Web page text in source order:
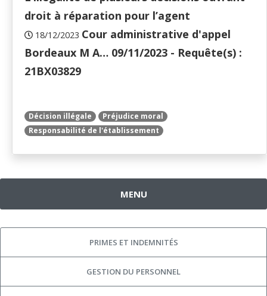
droit à réparation pour l’agent
18/12/2023 Cour administrative d'appel
Bordeaux M A… 09/11/2023 - Requête(s) :
21BX03829
Décision illégale
Préjudice moral
Responsabilité de l'établissement
MENU
PRIMES ET INDEMNITÉS
GESTION DU PERSONNEL